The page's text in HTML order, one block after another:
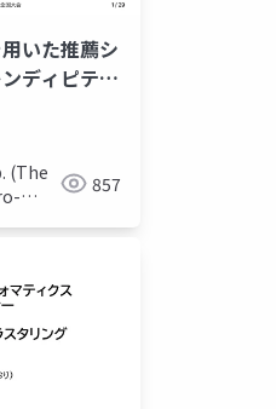
いた推薦シ
ディピティ
(The
857